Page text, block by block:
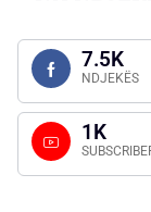
7.5K
NDJEKËS
1K